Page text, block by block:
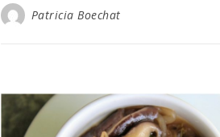
Patricia Boechat